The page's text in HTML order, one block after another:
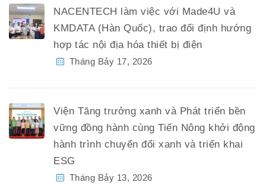
NACENTECH làm việc với Made4U và
KMDATA (Hàn Quốc), trao đổi định hướng
hợp tác nội địa hóa thiết bị điện
Tháng Bảy 17, 2026
Viện Tăng trưởng xanh và Phát triển bền
vững đồng hành cùng Tiến Nông khởi động
hành trình chuyển đổi xanh và triển khai
ESG
Tháng Bảy 13, 2026